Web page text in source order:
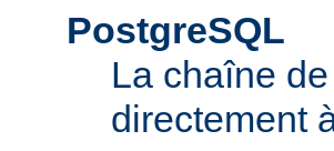
PostgreSQL
La chaîne
directement